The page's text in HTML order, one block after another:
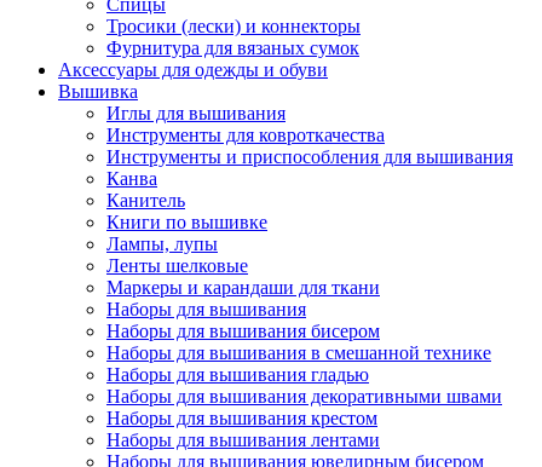
Спицы
Тросики (лески) и коннекторы
Фурнитура для вязаных сумок
Аксессуары для одежды и обуви
Вышивка
Иглы для вышивания
Инструменты для ковроткачества
Инструменты и приспособления для вышивания
Канва
Канитель
Книги по вышивке
Лампы, лупы
Ленты шелковые
Маркеры и карандаши для ткани
Наборы для вышивания
Наборы для вышивания бисером
Наборы для вышивания в смешанной технике
Наборы для вышивания гладью
Наборы для вышивания декоративными швами
Наборы для вышивания крестом
Наборы для вышивания лентами
Наборы для вышивания ювелирным бисером